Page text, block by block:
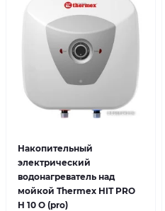
Накопительный
электрический
водонагреватель над
мойкой Thermex HIT PRO
H 10 O (pro)